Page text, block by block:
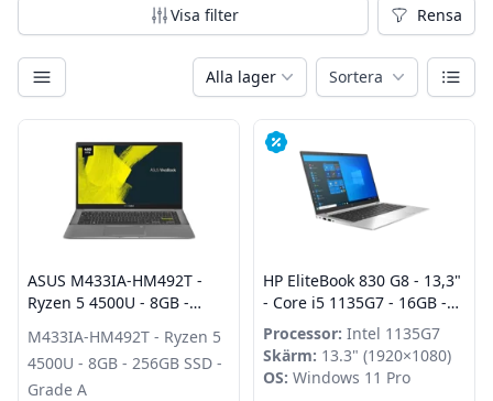
Visa filter Rensa
Rensa
Kategorier Alla lager Sortera Växla
Filter
Produkter
ASUS M433IA-HM492T -
Ryzen 5 4500U - 8GB -
M433IA-HM492T - Ryzen 5
4500U - 8GB - 256GB SSD -
Grade A
HP EliteBook 830 G8 - 13,3"
- Core i5 1135G7 - 16GB -
256GB SSD - Win 11 Pro -
Grade A
Processor: Intel 1135G7
Skärm: 13.3" (1920×1080)
OS: Windows 11 Pro